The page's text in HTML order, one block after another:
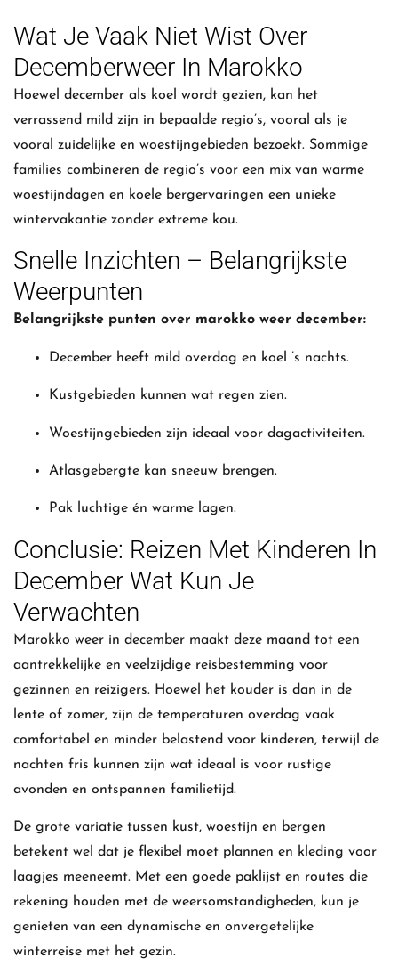
Wat Je Vaak Niet Wist Over
Decemberweer In Marokko
Hoewel december als koel wordt gezien, kan het
verrassend mild zijn in bepaalde regio’s, vooral als je
vooral zuidelijke en woestijngebieden bezoekt. Sommige
families combineren de regio’s voor een mix van warme
woestijndagen en koele bergervaringen een unieke
wintervakantie zonder extreme kou.
Snelle Inzichten – Belangrijkste
Weerpunten
Belangrijkste punten over marokko weer december:
December heeft mild overdag en koel ’s nachts.
Kustgebieden kunnen wat regen zien.
Woestijngebieden zijn ideaal voor dagactiviteiten.
Atlasgebergte kan sneeuw brengen.
Pak luchtige én warme lagen.
Conclusie: Reizen Met Kinderen In
December Wat Kun Je
Verwachten
Marokko weer in december maakt deze maand tot een
aantrekkelijke en veelzijdige reisbestemming voor
gezinnen en reizigers. Hoewel het kouder is dan in de
lente of zomer, zijn de temperaturen overdag vaak
comfortabel en minder belastend voor kinderen, terwijl de
nachten fris kunnen zijn wat ideaal is voor rustige
avonden en ontspannen familietijd.
De grote variatie tussen kust, woestijn en bergen
betekent wel dat je flexibel moet plannen en kleding voor
laagjes meeneemt. Met een goede paklijst en routes die
rekening houden met de weersomstandigheden, kun je
genieten van een dynamische en onvergetelijke
winterreise met het gezin.